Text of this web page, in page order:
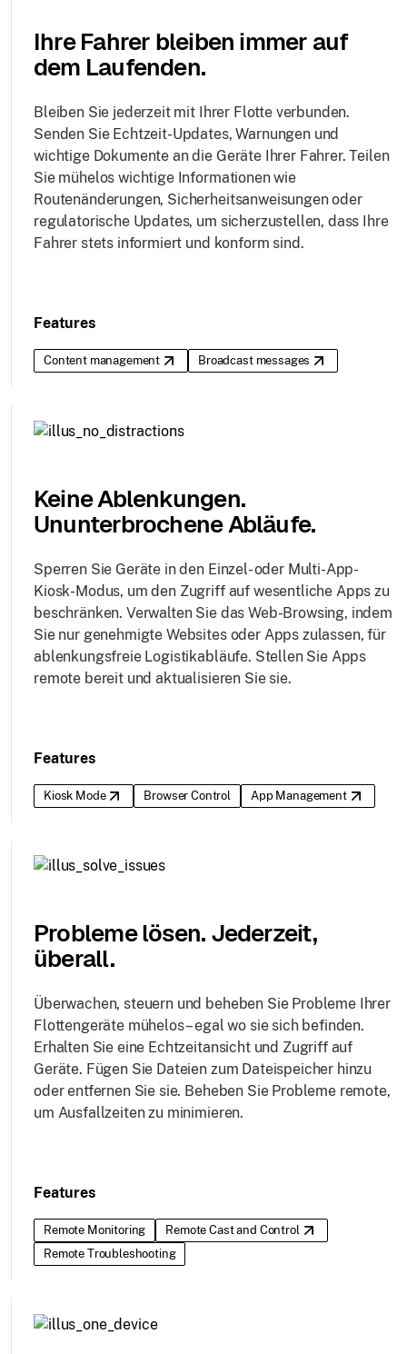
Ihre Fahrer bleiben immer auf
dem Laufenden.
Bleiben Sie jederzeit mit Ihrer Flotte verbunden.
Senden Sie Echtzeit-Updates, Warnungen und
wichtige Dokumente an die Geräte Ihrer Fahrer. Teilen
Sie mühelos wichtige Informationen wie
Routenänderungen, Sicherheitsanweisungen oder
regulatorische Updates, um sicherzustellen, dass Ihre
Fahrer stets informiert und konform sind.
Features
Content management Broadcast messages
Keine Ablenkungen.
Ununterbrochene Abläufe.
Sperren Sie Geräte in den Einzel- oder Multi-App-
Kiosk-Modus, um den Zugriff auf wesentliche Apps zu
beschränken. Verwalten Sie das Web-Browsing, indem
Sie nur genehmigte Websites oder Apps zulassen, für
ablenkungsfreie Logistikabläufe. Stellen Sie Apps
remote bereit und aktualisieren Sie sie.
Features
Kiosk Mode Browser Control App Management
Probleme lösen. Jederzeit,
überall.
Überwachen, steuern und beheben Sie Probleme Ihrer
Flottengeräte mühelos – egal wo sie sich befinden.
Erhalten Sie eine Echtzeitansicht und Zugriff auf
Geräte. Fügen Sie Dateien zum Dateispeicher hinzu
oder entfernen Sie sie. Beheben Sie Probleme remote,
um Ausfallzeiten zu minimieren.
Features
Remote Monitoring
Remote Cast and Control
Remote Troubleshooting